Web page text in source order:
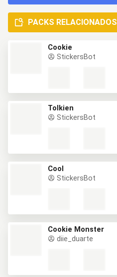
PACKS RELACIONADOS
Cookie
StickersBot
Tolkien
StickersBot
Cool
StickersBot
Cookie Monster
diie_duarte